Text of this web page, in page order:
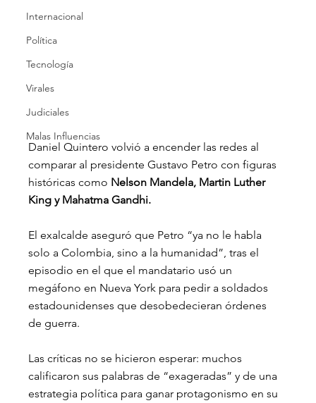
Internacional
Política
Tecnología
Virales
Judiciales
Malas Influencias
Daniel Quintero volvió a encender las redes al
comparar al presidente Gustavo Petro con figuras
históricas como Nelson Mandela, Martin Luther
King y Mahatma Gandhi.
El exalcalde aseguró que Petro “ya no le habla
solo a Colombia, sino a la humanidad”, tras el
episodio en el que el mandatario usó un
megáfono en Nueva York para pedir a soldados
estadounidenses que desobedecieran órdenes
de guerra.
Las críticas no se hicieron esperar: muchos
calificaron sus palabras de “exageradas” y de una
estrategia política para ganar protagonismo en su